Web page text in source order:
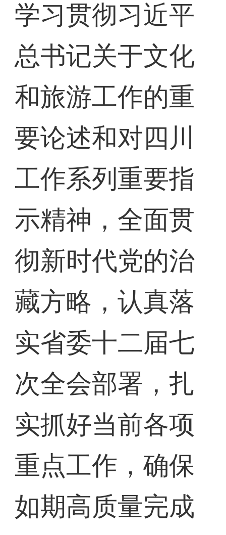
学习贯彻习近平
总书记关于文化
和旅游工作的重
要论述和对四川
工作系列重要指
示精神，全面贯
彻新时代党的治
藏方略，认真落
实省委十二届七
次全会部署，扎
实抓好当前各项
重点工作，确保
如期高质量完成